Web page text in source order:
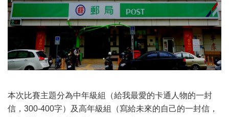
本次比賽主題分為中年級組（給我最愛的卡通人物的一封
信，300-400字）及高年級組（寫給未來的自己的一封信，